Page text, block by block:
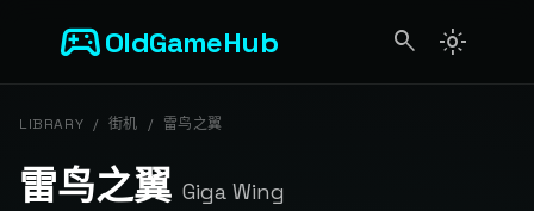
sports_esportsOldGameHub search light_mode
LIBRARY / 街机 / 雷鸟之翼
雷鸟之翼 Giga Wing